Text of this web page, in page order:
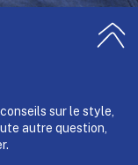
sur le style,
autre question,